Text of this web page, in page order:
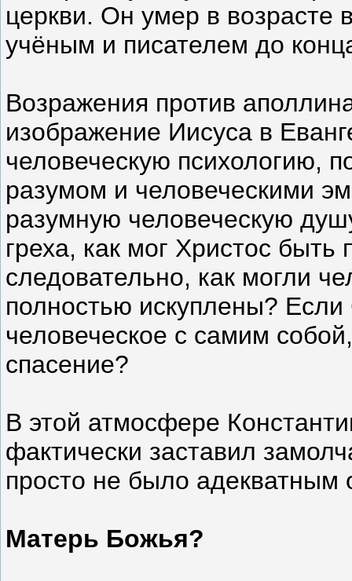
церкви. Он умер в возрасте
учёным и писателем до
Возражения против
изображение Иисуса в
человеческую психологию,
разумом и человеческими
разумную человеческую
греха, как мог Христос
следовательно, как могли
полностью искуплены?
человеческое с самим
спасение?
В этой атмосфере
фактически заставил
просто не было
Матерь Божья?